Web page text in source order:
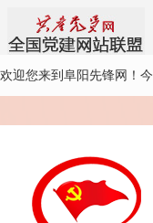
欢迎您来到阜阳先锋网！